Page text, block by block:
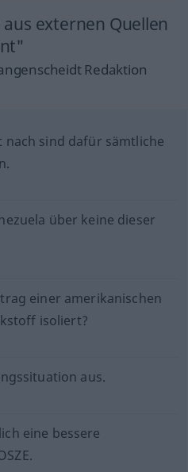
aus externen Quellen
Redaktion
nach sind dafür sämtliche
über keine dieser
einer amerikanischen
isoliert?
aus.
eine bessere